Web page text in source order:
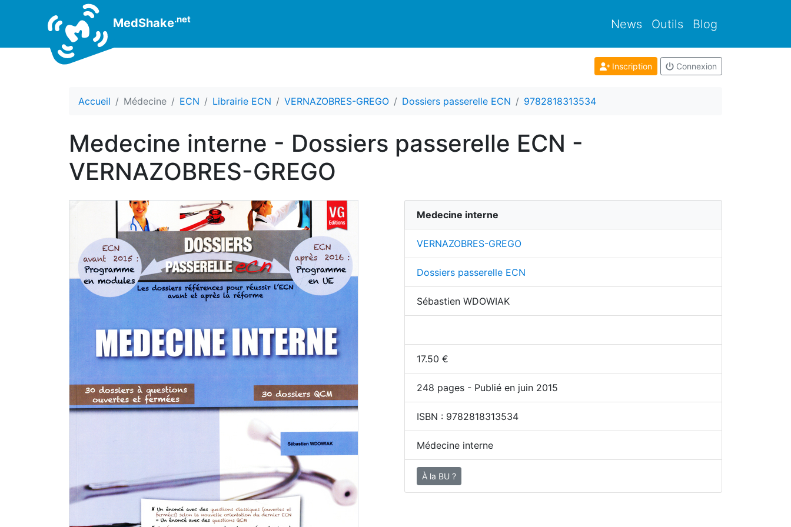
MedShake.net News Outils Blog
Inscription Connexion
Accueil Médecine ECN Librairie ECN VERNAZOBRES-GREGO Dossiers passerelle ECN 9782818313534
Medecine interne - Dossiers passerelle ECN -
VERNAZOBRES-GREGO
Medecine interne
VERNAZOBRES-GREGO
Dossiers passerelle ECN
Sébastien WDOWIAK
17.50 €
248 pages - Publié en juin 2015
ISBN : 9782818313534
Médecine interne
À la BU ?